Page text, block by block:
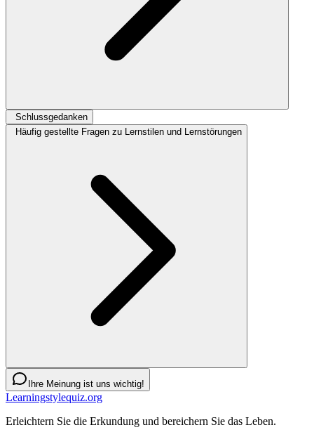
Schlussgedanken
Häufig gestellte Fragen zu Lernstilen und Lernstörungen
Ihre Meinung ist uns wichtig!
Learningstylequiz.org
Erleichtern Sie die Erkundung und bereichern Sie das Leben.